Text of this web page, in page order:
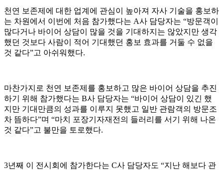
천연 보존제에 대한 업계에 관심이 높아져 자사 기술을 홍보하
는 차원에서 이번에 처음 참가했다는 A사 담당자는 “방문객이
많다거나 바이어 상담이 많을 것을 기대하지는 않았지만 생각
했던 것보다 사람이 적어 기대했던 홍보 효과를 거둘 수 없을
것 같다”고 아쉬워했다.
마찬가지로 천연 보존제를 홍보하고 많은 바이어 상담을 추진
하기 위해 참가했다는 B사 담당자는 “바이어 상담이 있긴 했
지만 기대만큼의 성과를 이루지 못했고 일반 관람객의 방문조
차 뜸하다”며 “마치 포장기자재전의 들러리를 서기 위해 나온
것 같다”고 불만을 토로했다.
3년째 이 전시회에 참가한다는 C사 담당자도 “지난 해보다 관